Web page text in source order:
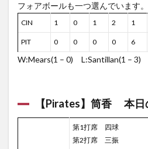
フォアボールも一つ選んでいます。
CIN 1 0 1 2 1
PIT 0 0 0 0 6
W:Mears(1 – 0) L:Santillan(1 – 3)
【Pirates】筒香 本日
第1打席 四球
第2打席 三振